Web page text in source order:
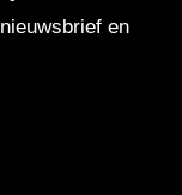
en